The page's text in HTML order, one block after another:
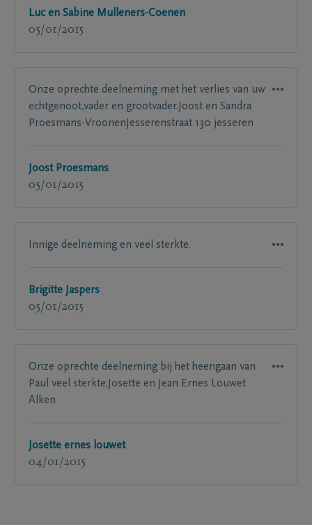
Luc en Sabine Mulleners-Coenen
05/01/2015
Onze oprechte deelneming met het verlies van uw
echtgenoot,vader en grootvader.Joost en Sandra
Proesmans-VroonenJesserenstraat 130 jesseren
Joost Proesmans
05/01/2015
Innige deelneming en veel sterkte.
Brigitte Jaspers
05/01/2015
Onze oprechte deelneming bij het heengaan van
Paul veel sterkte;Josette en Jean Ernes Louwet
Alken
Josette ernes louwet
04/01/2015